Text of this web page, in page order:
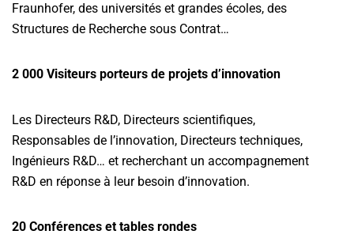
Fraunhofer, des universités et grandes écoles, des
Structures de Recherche sous Contrat…
2 000 Visiteurs porteurs de projets d’innovation
Les Directeurs R&D, Directeurs scientifiques,
Responsables de l’innovation, Directeurs techniques,
Ingénieurs R&D… et recherchant un accompagnement
R&D en réponse à leur besoin d’innovation.
20 Conférences et tables rondes